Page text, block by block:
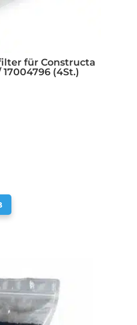
für Constructa
(4St.)